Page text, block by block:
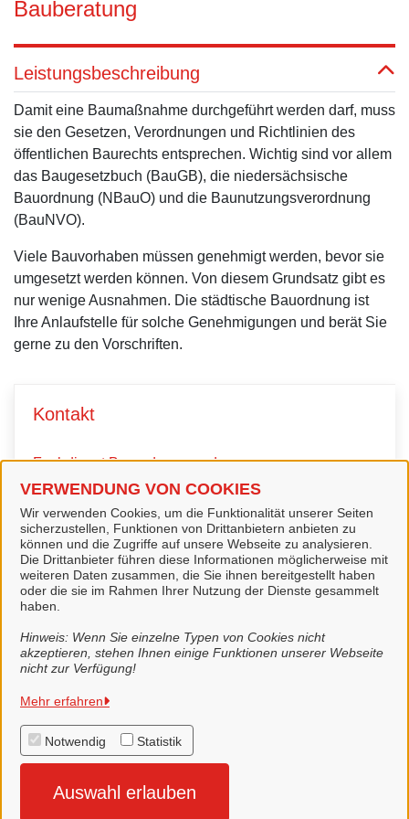
VERWENDUNG VON COOKIES
Wir verwenden Cookies, um die Funktionalität unserer Seiten
sicherzustellen, Funktionen von Drittanbietern anbieten zu
können und die Zugriffe auf unsere Webseite zu analysieren.
Die Drittanbieter führen diese Informationen möglicherweise mit
weiteren Daten zusammen, die Sie ihnen bereitgestellt haben
oder die sie im Rahmen Ihrer Nutzung der Dienste gesammelt
haben.
Hinweis: Wenn Sie einzelne Typen von Cookies nicht
akzeptieren, stehen Ihnen einige Funktionen unserer Webseite
nicht zur Verfügung!
Mehr erfahren
Notwendig Statistik
Auswahl erlauben
Bauberatung
Leistungsbeschreibung
Damit eine Baumaßnahme durchgeführt werden darf, muss
sie den Gesetzen, Verordnungen und Richtlinien des
öffentlichen Baurechts entsprechen. Wichtig sind vor allem
das Baugesetzbuch (BauGB), die niedersächsische
Bauordnung (NBauO) und die Baunutzungsverordnung
(BauNVO).
Viele Bauvorhaben müssen genehmigt werden, bevor sie
umgesetzt werden können. Von diesem Grundsatz gibt es
nur wenige Ausnahmen. Die städtische Bauordnung ist
Ihre Anlaufstelle für solche Genehmigungen und berät Sie
gerne zu den Vorschriften.
Kontakt
Fachdienst Bauordnung und
Denkmalpflege
Kontaktpersonen
Fachdienstleiter
Stadt Lingen (Ems)